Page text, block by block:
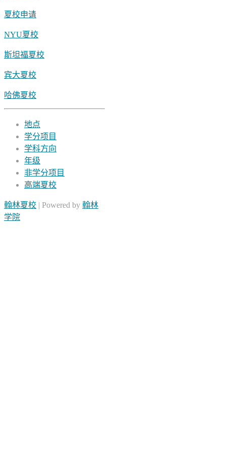
夏校申请
NYU夏校
斯坦福夏校
宾大夏校
哈佛夏校
地点
学分项目
学科方向
年级
非学分项目
高端夏校
翰林夏校 | Powered by 翰林
学院